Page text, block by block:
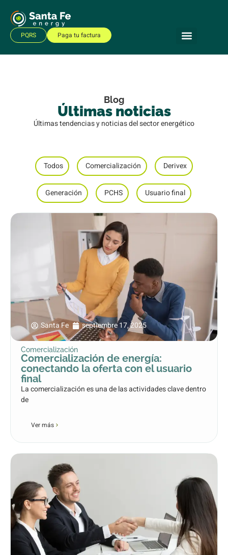
PQRS Paga tu factura
Blog
Últimas noticias
Últimas tendencias y noticias del sector energético
Todos Comercialización Derivex
Generación PCHS Usuario final
Santa Fe septiembre 17, 2025
Comercialización
Comercialización de energía:
conectando la oferta con el usuario
final
La comercialización es una de las actividades clave dentro
de
Ver más